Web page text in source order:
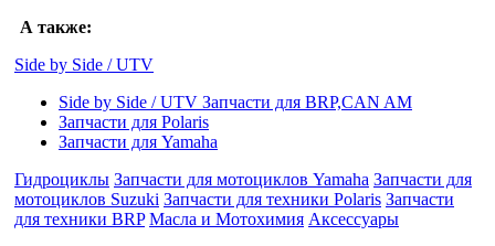
А также:
Side by Side / UTV
Side by Side / UTV Запчасти для BRP,CAN AM
Запчасти для Polaris
Запчасти для Yamaha
Гидроциклы Запчасти для мотоциклов Yamaha Запчасти для
мотоциклов Suzuki Запчасти для техники Polaris Запчасти
для техники BRP Масла и Мотохимия Аксессуары